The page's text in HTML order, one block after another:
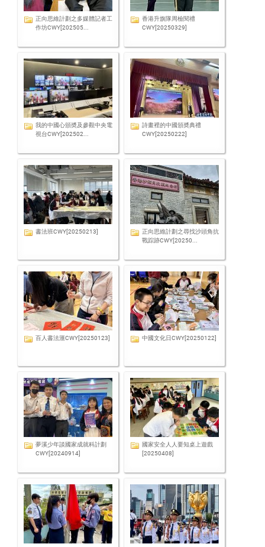
正向思維計劃之多媒體記者工
作坊CWY[202505...
香港升旗隊周檢閱禮
CWY[20250329]
我的中國心頒奬及參觀中央電
視台CWY[202502...
詩畫裡的中國頒奬典禮
CWY[20250222]
書法班CWY[20250213]
正向思維計劃之尋找沙頭角抗
戰踪跡CWY[20250...
百人書法滙CWY[20250123] 中國文化日CWY[20250122]
夢溪少年談國家成就科計劃
CWY[20240914]
國家安全人人要知桌上遊戲
[20250408]